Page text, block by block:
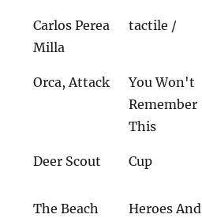
Carlos Perea
Milla
tactile /
Orca, Attack
You Won't
Remember
This
Deer Scout Cup
The Beach
Heroes And